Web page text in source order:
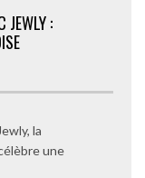
JEWLY :
la
une